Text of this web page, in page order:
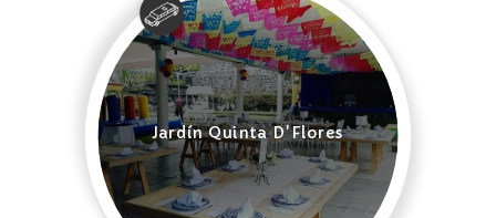
Jardín Quinta D'Flores